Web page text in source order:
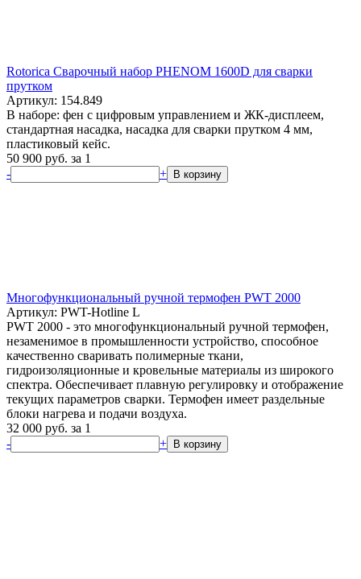
Rotorica Сварочный набор PHENOM 1600D для сварки
прутком
Артикул: 154.849
В наборе: фен с цифровым управлением и ЖК-дисплеем,
стандартная насадка, насадка для сварки прутком 4 мм,
пластиковый кейс.
50 900 руб. за 1
-
+ В корзину
Многофункциональный ручной термофен PWT 2000
Артикул: PWT-Hotline L
PWT 2000 - это многофункциональный ручной термофен,
незаменимое в промышленности устройство, способное
качественно сваривать полимерные ткани,
гидроизоляционные и кровельные материалы из широкого
спектра. Обеспечивает плавную регулировку и отображение
текущих параметров сварки. Термофен имеет раздельные
блоки нагрева и подачи воздуха.
32 000 руб. за 1
-
+ В корзину